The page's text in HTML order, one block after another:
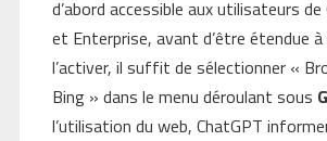
d’abord accessible aux utilisateurs
et Enterprise, avant d’être étendue
l’activer, il suffit de sélectionner «
Bing » dans le menu déroulant sous
l’utilisation du web, ChatGPT